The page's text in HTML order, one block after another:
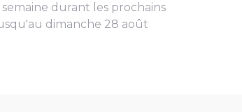
durant les prochains
dimanche 28 août